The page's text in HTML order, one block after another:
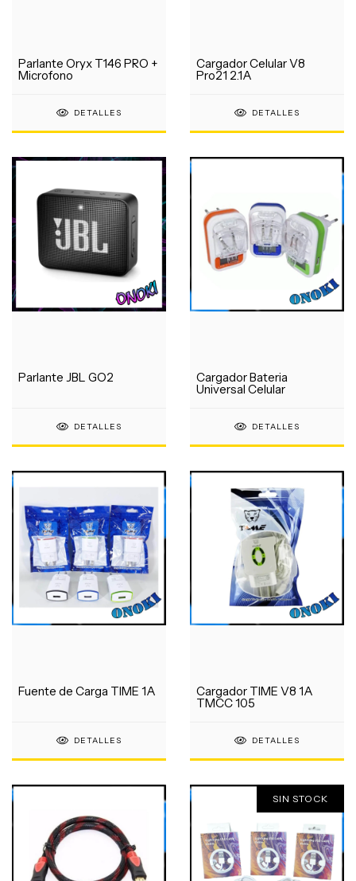
Parlante Oryx T146 PRO +
Microfono
DETALLES
Cargador Celular V8
Pro21 2.1A
DETALLES
Parlante JBL GO2
DETALLES
Cargador Bateria
Universal Celular
DETALLES
Fuente de Carga TIME 1A
DETALLES
Cargador TIME V8 1A
TMCC 105
DETALLES
SIN STOCK